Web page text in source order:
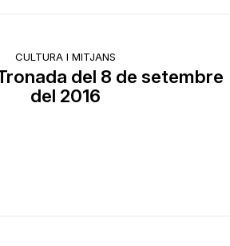
CULTURA I MITJANS
del 8 de setembre
del 2016